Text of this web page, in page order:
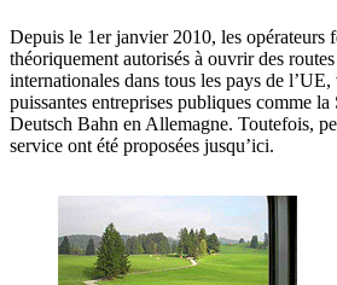
Depuis le 1er janvier 2010, les opérateurs
théoriquement autorisés à ouvrir des
internationales dans tous les pays de
puissantes entreprises publiques comme
Deutsch Bahn en Allemagne. Toutefois,
service ont été proposées jusqu’ici.